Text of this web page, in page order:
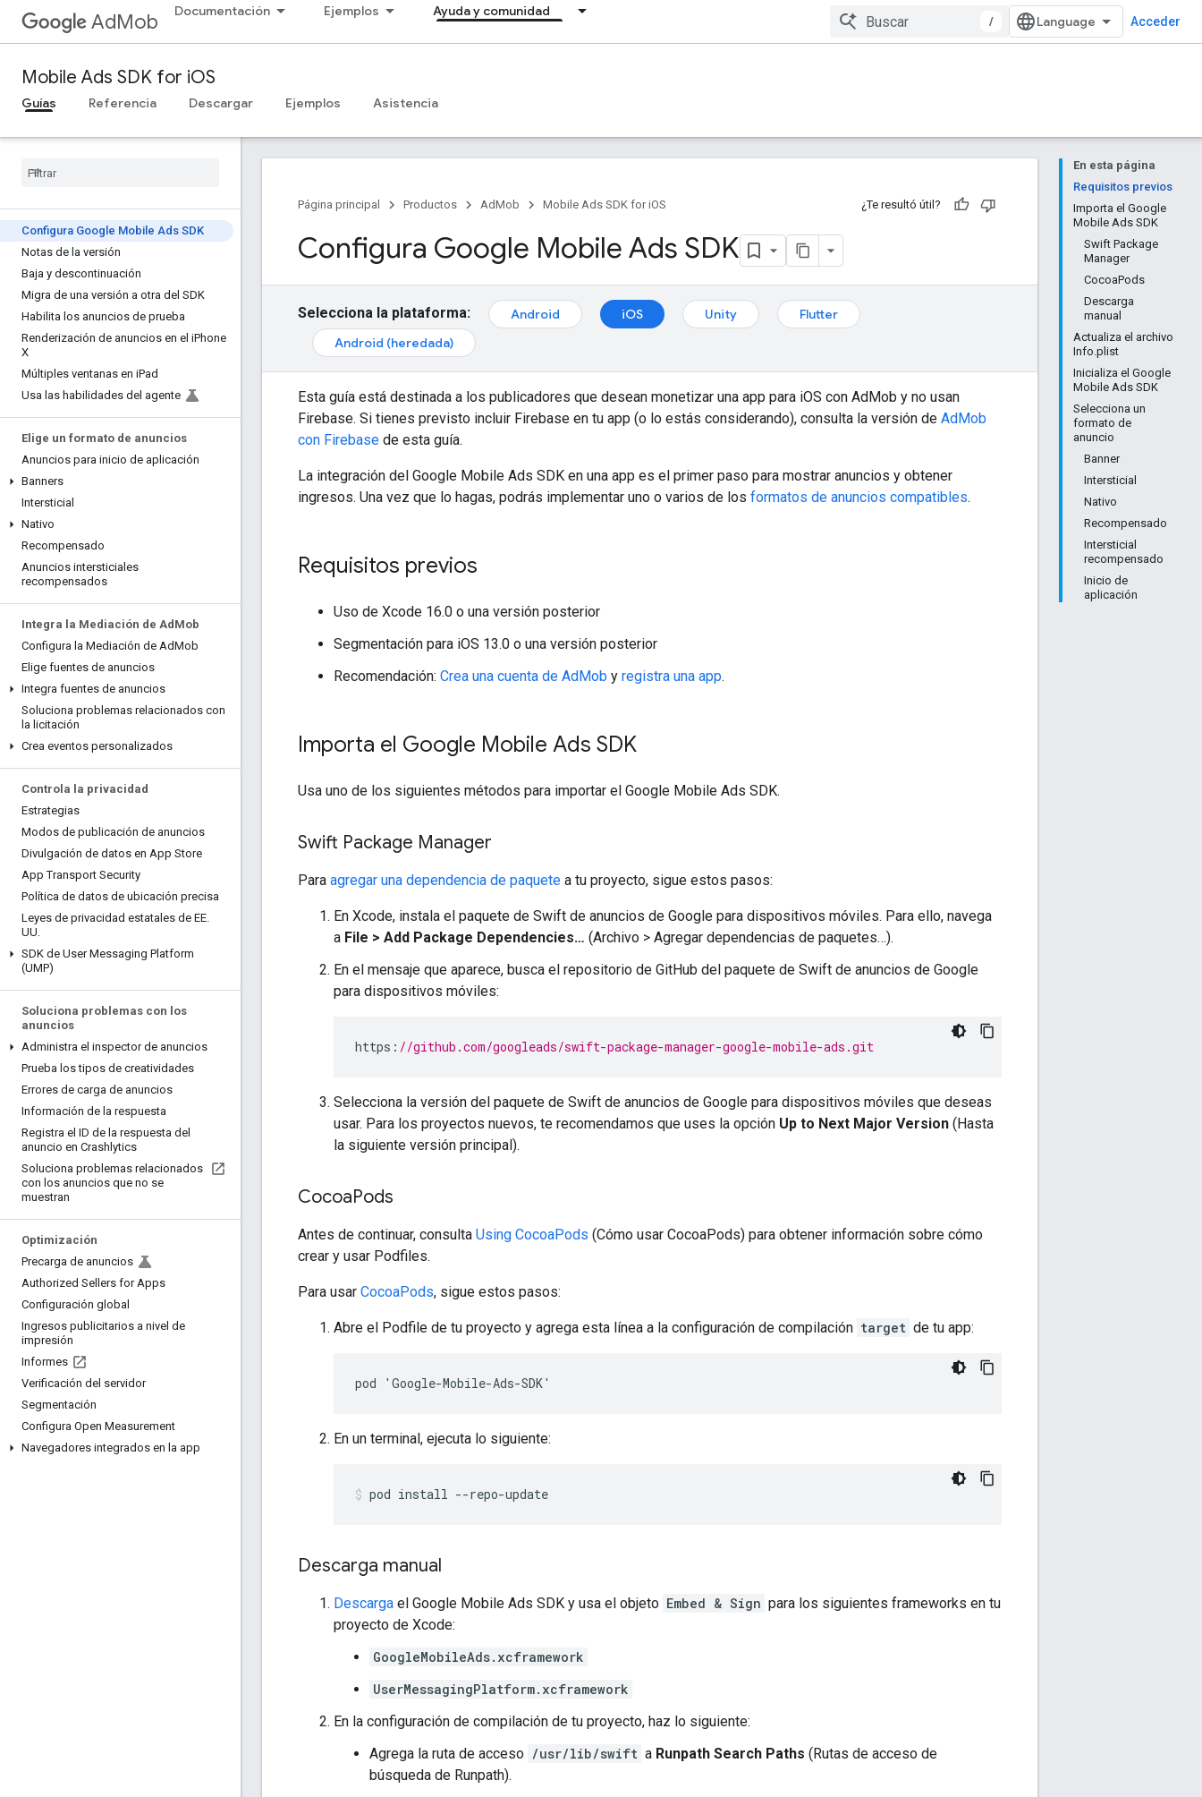
AdMob Documentación Ejemplos Ayuda y comunidad
/ Acceder
Mobile Ads SDK for iOS
Guías Referencia Descargar Ejemplos Asistencia
Configura Google Mobile Ads SDK
Notas de la versión
Baja y descontinuación
Migra de una versión a otra del SDK
Habilita los anuncios de prueba
Renderización de anuncios en el iPhone
X
Múltiples ventanas en iPad
Usa las habilidades del agente
Elige un formato de anuncios
Anuncios para inicio de aplicación
Banners
Intersticial
Nativo
Recompensado
Anuncios intersticiales
recompensados
Integra la Mediación de Ad Mob
Configura la Mediación de AdMob
Elige fuentes de anuncios
Integra fuentes de anuncios
Soluciona problemas relacionados con
la licitación
Crea eventos personalizados
Controla la privacidad
Estrategias
Modos de publicación de anuncios
Divulgación de datos en App Store
App Transport Security
Política de datos de ubicación precisa
Leyes de privacidad estatales de EE.
UU.
SDK de User Messaging Platform
(UMP)
Soluciona problemas con los
anuncios
Administra el inspector de anuncios
Prueba los tipos de creatividades
Errores de carga de anuncios
Información de la respuesta
Registra el ID de la respuesta del
anuncio en Crashlytics
Soluciona problemas relacionados
con los anuncios que no se
muestran
Optimización
Precarga de anuncios
Authorized Sellers for Apps
Configuración global
Ingresos publicitarios a nivel de
impresión
Informes
Verificación del servidor
Segmentación
Configura Open Measurement
Navegadores integrados en la app
En esta página
Requisitos previos
Importa el Google
Mobile Ads SDK
Swift Package
Manager
CocoaPods
Descarga
manual
Actualiza el archivo
Info.plist
Inicializa el Google
Mobile Ads SDK
Selecciona un
formato de
anuncio
Banner
Intersticial
Nativo
Recompensado
Intersticial
recompensado
Inicio de
aplicación
Página principal Productos AdMob Mobile Ads SDK for iOS ¿Te resultó útil?
Configura Google Mobile Ads SDK
Selecciona la plataforma: Android iOS Unity
Flutter
Android (heredada)
Esta guía está destinada a los publicadores que desean monetizar una app para iOS con AdMob y no usan
Firebase. Si tienes previsto incluir Firebase en tu app (o lo estás considerando), consulta la versión de AdMob
con Firebase de esta guía.
La integración del Google Mobile Ads SDK en una app es el primer paso para mostrar anuncios y obtener
ingresos. Una vez que lo hagas, podrás implementar uno o varios de los formatos de anuncios compatibles.
Requisitos previos
Uso de Xcode 16.0 o una versión posterior
Segmentación para iOS 13.0 o una versión posterior
Recomendación: Crea una cuenta de AdMob y registra una app.
Importa el Google Mobile Ads SDK
Usa uno de los siguientes métodos para importar el Google Mobile Ads SDK.
Swift Package Manager
Para agregar una dependencia de paquete a tu proyecto, sigue estos pasos:
En Xcode, instala el paquete de Swift de anuncios de Google para dispositivos móviles. Para ello, navega
a File > Add Package Dependencies… (Archivo > Agregar dependencias de paquetes…).
En el mensaje que aparece, busca el repositorio de GitHub del paquete de Swift de anuncios de Google
para dispositivos móviles:
https : //github.com/googleads/swift-package-manager-google-mobile-ads.git
Selecciona la versión del paquete de Swift de anuncios de Google para dispositivos móviles que deseas
usar. Para los proyectos nuevos, te recomendamos que uses la opción Up to Next Major Version (Hasta
la siguiente versión principal).
CocoaPods
Antes de continuar, consulta Using CocoaPods (Cómo usar CocoaPods) para obtener información sobre cómo
crear y usar Podfiles.
Para usar CocoaPods, sigue estos pasos:
Abre el Podfile de tu proyecto y agrega esta línea a la configuración de compilación target de tu app:
pod 'Google-Mobile-Ads-SDK'
En un terminal, ejecuta lo siguiente:
pod install --repo-update
Descarga manual
Descarga el Google Mobile Ads SDK y usa el objeto Embed & Sign para los siguientes frameworks en tu
proyecto de Xcode:
GoogleMobileAds.xcframework
UserMessagingPlatform.xcframework
En la configuración de compilación de tu proyecto, haz lo siguiente:
Agrega la ruta de acceso /usr/lib/swift a Runpath Search Paths (Rutas de acceso de
búsqueda de Runpath).